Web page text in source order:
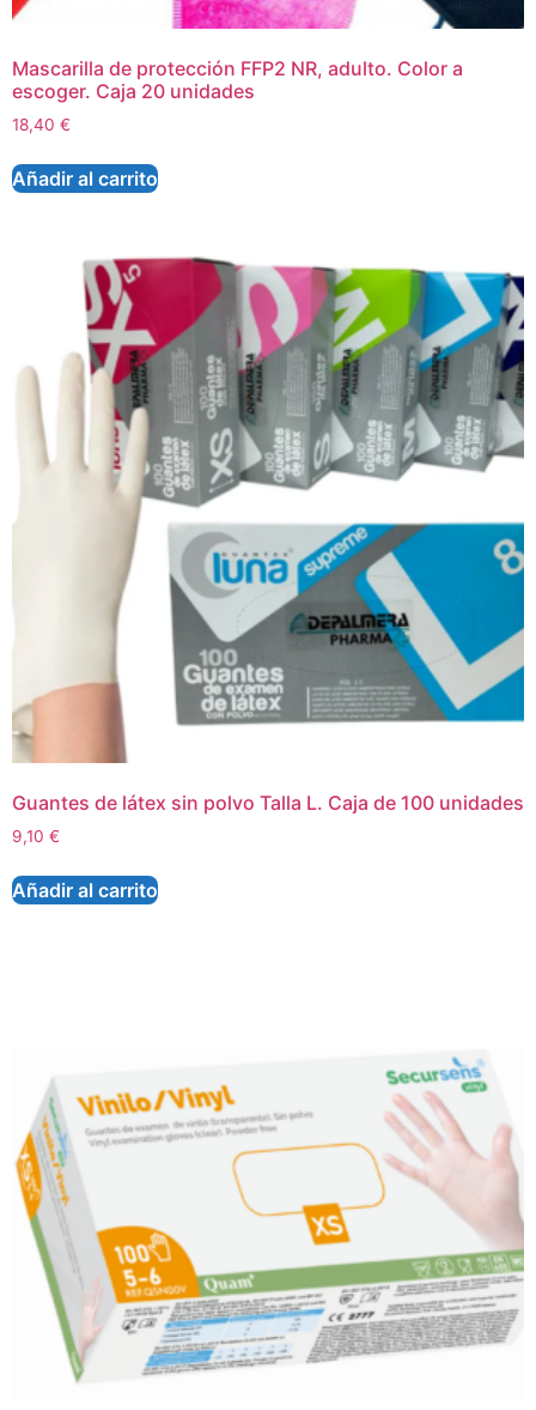
Mascarilla de protección FFP2 NR, adulto. Color a
escoger. Caja 20 unidades
18,40 €
Añadir al carrito
Guantes de látex sin polvo Talla L. Caja de 100 unidades
9,10 €
Añadir al carrito